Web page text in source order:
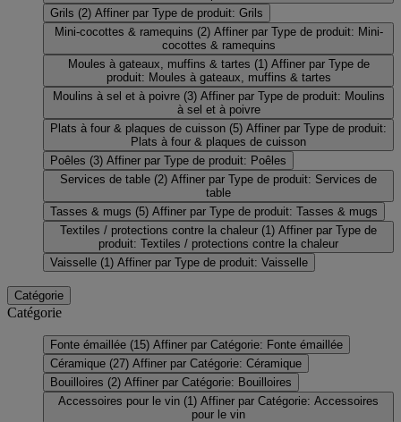
Grils (2) Affiner par Type de produit: Grils
Mini-cocottes & ramequins (2) Affiner par Type de produit: Mini-
cocottes & ramequins
Moules à gateaux, muffins & tartes (1) Affiner par Type de
produit: Moules à gateaux, muffins & tartes
Moulins à sel et à poivre (3) Affiner par Type de produit: Moulins
à sel et à poivre
Plats à four & plaques de cuisson (5) Affiner par Type de produit:
Plats à four & plaques de cuisson
Poêles (3) Affiner par Type de produit: Poêles
Services de table (2) Affiner par Type de produit: Services de
table
Tasses & mugs (5) Affiner par Type de produit: Tasses & mugs
Textiles / protections contre la chaleur (1) Affiner par Type de
produit: Textiles / protections contre la chaleur
Vaisselle (1) Affiner par Type de produit: Vaisselle
Catégorie
Catégorie
Fonte émaillée (15) Affiner par Catégorie: Fonte émaillée
Céramique (27) Affiner par Catégorie: Céramique
Bouilloires (2) Affiner par Catégorie: Bouilloires
Accessoires pour le vin (1) Affiner par Catégorie: Accessoires
pour le vin